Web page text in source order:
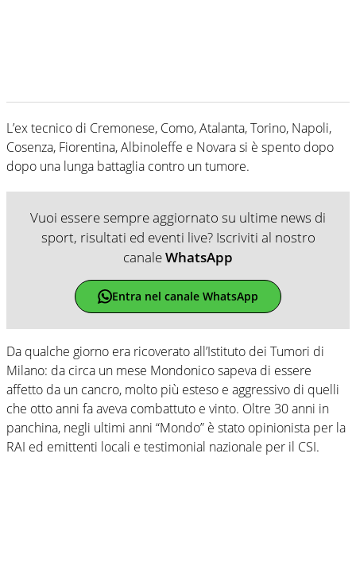
L’ex tecnico di Cremonese, Como, Atalanta, Torino, Napoli,
Cosenza, Fiorentina, Albinoleffe e Novara si è spento dopo
dopo una lunga battaglia contro un tumore.
Vuoi essere sempre aggiornato su ultime news di
sport, risultati ed eventi live? Iscriviti al nostro
canaleWhatsApp
Entra nel canale WhatsApp
Da qualche giorno era ricoverato all’Istituto dei Tumori di
Milano: da circa un mese Mondonico sapeva di essere
affetto da un cancro, molto più esteso e aggressivo di quelli
che otto anni fa aveva combattuto e vinto. Oltre 30 anni in
panchina, negli ultimi anni “Mondo” è stato opinionista per la
RAI ed emittenti locali e testimonial nazionale per il CSI.